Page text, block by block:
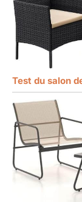
Test du salon